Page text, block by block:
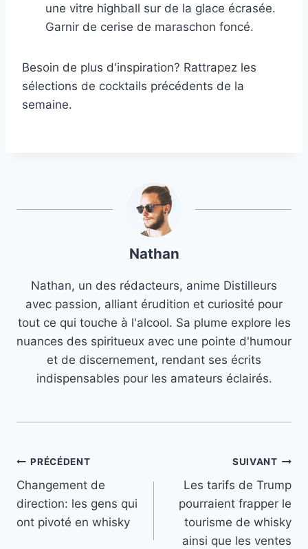
une vitre highball sur de la glace écrasée.
Garnir de cerise de maraschon foncé.
Besoin de plus d'inspiration? Rattrapez les
sélections de cocktails précédents de la
semaine.
Nathan
Nathan, un des rédacteurs, anime Distilleurs
avec passion, alliant érudition et curiosité pour
tout ce qui touche à l'alcool. Sa plume explore les
nuances des spiritueux avec une pointe d'humour
et de discernement, rendant ses écrits
indispensables pour les amateurs éclairés.
Navigation
de
l’article
PRÉCÉDENT
Changement de
direction: les gens qui
ont pivoté en whisky
SUIVANT
Les tarifs de Trump
pourraient frapper le
tourisme de whisky
ainsi que les ventes